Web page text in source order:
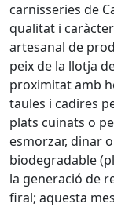
carnisseries de
qualitat i
artesanal de
peix de la llotja
proximitat amb
taules i cadires
plats cuinats o
esmorzar, dinar
biodegradable
la generació de
firal; aquesta